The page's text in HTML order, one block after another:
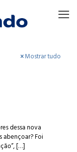
Mostrar tudo
dessa nova
abençoar? Foi
[…]